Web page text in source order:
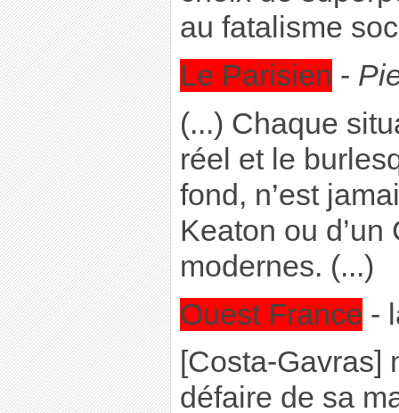
au fatalisme
Le Parisien -
(...) Chaque
réel et le
fond, n’est
Keaton ou
modernes. (...)
Ouest France -
[Costa-Gavras]
défaire de sa